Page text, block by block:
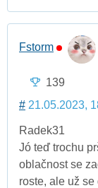
Fstorm
139
# 21.05.2023,
Radek31
Jó teď trochu
oblačnost se
roste, ale už